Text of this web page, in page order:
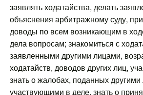
заявлять ходатайства, делать
объяснения арбитражному суду,
доводы по всем возникающим в
дела вопросам; знакомиться с
заявленными другими лицами,
ходатайств, доводов других лиц,
знать о жалобах, поданных
участвующими в деле, знать о